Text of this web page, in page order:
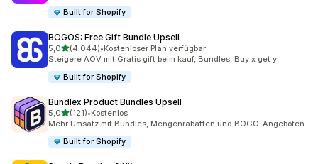
Built for Shopify
BOGOS: Free Gift Bundle Upsell
5,0von 5 Sternen
(4.044)
4044 Rezensionen insgesamt
•Kostenloser Plan verfügbar
Steigere AOV mit Gratis gift beim kauf, Bundles, Buy x get y
Built for Shopify
Bundlex Product Bundles Upsell
5,0von 5 Sternen
(121)
121 Rezensionen insgesamt
•Kostenlos
Mehr Umsatz mit Bundles, Mengenrabatten und BOGO-Angeboten
Built for Shopify